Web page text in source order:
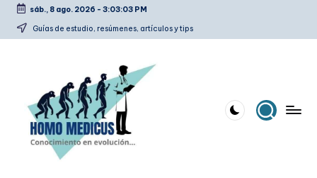
Saltar
sáb., 8 ago. 2026 - 3:03:03 PM
Guías de estudio, resúmenes, artículos y tips